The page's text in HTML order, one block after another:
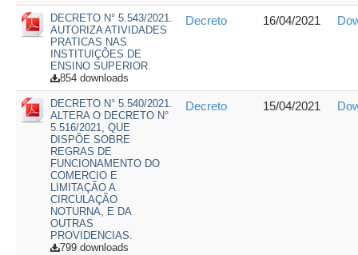
DECRETO N° 5.543/2021.
AUTORIZA ATIVIDADES
PRATICAS NAS
INSTITUIÇÕES DE
ENSINO SUPERIOR.
854 downloads
Decreto 16/04/2021
DECRETO N° 5.540/2021.
ALTERA O DECRETO N°
5.516/2021, QUE
DISPÕE SOBRE
REGRAS DE
FUNCIONAMENTO DO
COMERCIO E
LIMITAÇÃO A
CIRCULAÇÃO
NOTURNA, E DA
OUTRAS
PROVIDENCIAS.
799 downloads
Decreto 15/04/2021